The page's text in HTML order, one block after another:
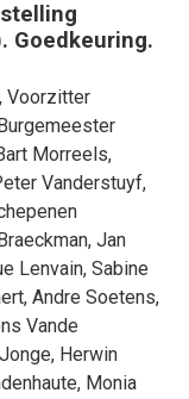
Goedkeuring.
, Voorzitter
Morreels,
Vanderstuyf,
, Jan
Lenvain, Sabine
, Andre Soetens,
Vande
, Herwin
, Monia